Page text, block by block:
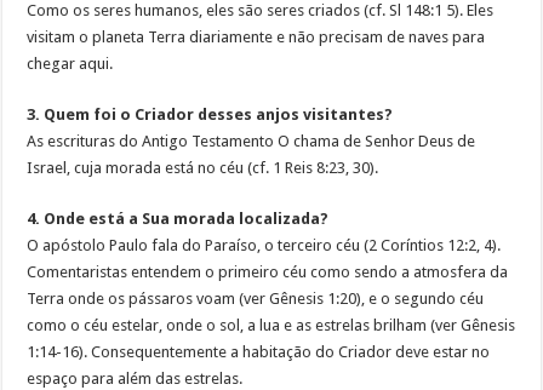
Como os seres humanos, eles são seres criados (cf. Sl 148:1 5). Eles
visitam o planeta Terra diariamente e não precisam de naves para
chegar aqui.
3. Quem foi o Criador desses anjos visitantes?
As escrituras do Antigo Testamento O chama de Senhor Deus de
Israel, cuja morada está no céu (cf. 1 Reis 8:23, 30).
4. Onde está a Sua morada localizada?
O apóstolo Paulo fala do Paraíso, o terceiro céu (2 Coríntios 12:2, 4).
Comentaristas entendem o primeiro céu como sendo a atmosfera da
Terra onde os pássaros voam (ver Gênesis 1:20), e o segundo céu
como o céu estelar, onde o sol, a lua e as estrelas brilham (ver Gênesis
1:14-16). Consequentemente a habitação do Criador deve estar no
espaço para além das estrelas.